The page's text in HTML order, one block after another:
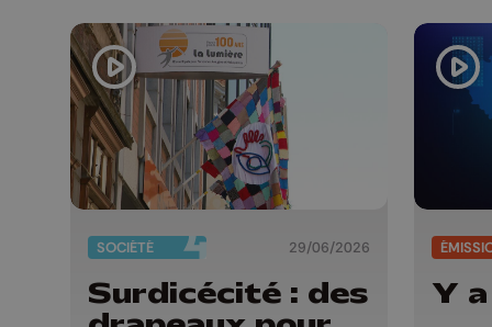
SOCIÉTÉ 29/06/2026
Surdicécité : des
Y